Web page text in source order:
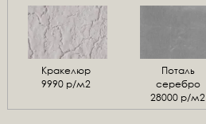
Кракелюр
9990 р/м2
Поталь
серебро
28000 р/м2